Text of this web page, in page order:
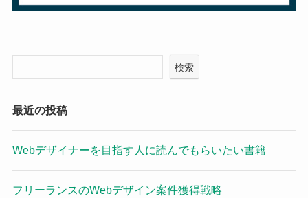
検索
最近の投稿
Webデザイナーを目指す人に読んでもらいたい書籍
フリーランスのWebデザイン案件獲得戦略